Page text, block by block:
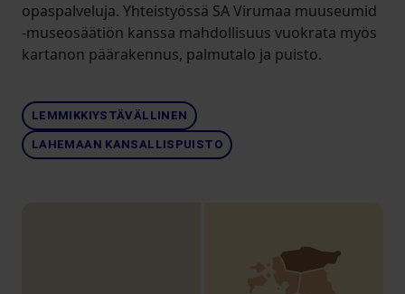
opaspalveluja. Yhteistyössä SA Virumaa muuseumid
-museosäätiön kanssa mahdollisuus vuokrata myös
kartanon päärakennus, palmutalo ja puisto.
LEMMIKKIYSTÄVÄLLINEN
LAHEMAAN KANSALLISPUISTO